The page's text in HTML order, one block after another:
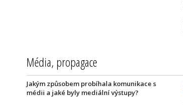
Média, propagace
Jakým způsobem probíhala komunikace s
médii a jaké byly mediální výstupy?